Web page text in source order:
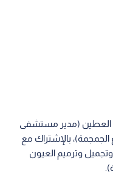
العطين (مدير مستشفى
الجمجمة)، بالإشتراك مع
وترميم العيون